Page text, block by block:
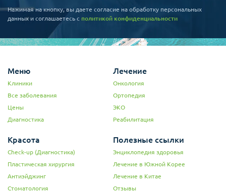
Нажимая на кнопку, вы даете согласие на обработку персональных
данных и соглашаетесь c политикой конфиденциальности
Меню
Клиники
Все заболевания
Цены
Диагностика
Лечение
Онкология
Ортопедия
ЭКО
Реабилитация
Красота
Check-up (Диагностика)
Пластическая хирургия
Антиэйджинг
Стоматология
Полезные ссылки
Энциклопедия здоровья
Лечение в Южной Корее
Лечение в Китае
Отзывы